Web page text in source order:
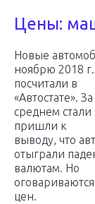
Цены:
Новые
ноябрю 2018
посчитали в
«Автостате».
среднем стали
пришли к
выводу, что
отыграли
валютам. Но
цен.